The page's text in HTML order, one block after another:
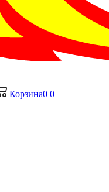
Корзина0 0